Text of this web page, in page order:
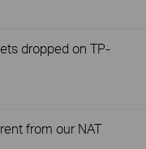
dropped on TP-
from our NAT